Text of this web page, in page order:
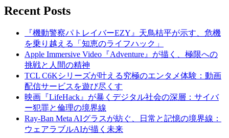
Recent Posts
『機動警察パトレイバーEZY』天鳥桔平が示す、危機
を乗り越える「知恵のライフハック」
Apple Immersive Video『Adventure』が描く、極限への
挑戦と人間の精神
TCL C6Kシリーズが叶える究極のエンタメ体験：動画
配信サービスを遊び尽くす
映画『LifeHack』が暴くデジタル社会の深層：サイバ
ー犯罪と倫理の境界線
Ray-Ban Meta AIグラスが紡ぐ、日常と記憶の境界線：
ウェアラブルAIが描く未来